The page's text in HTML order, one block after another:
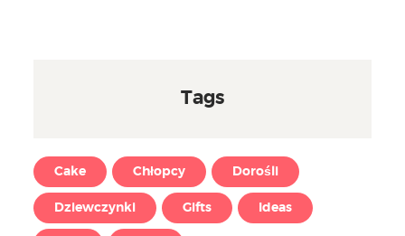
Tags
Cake Chłopcy Dorośli
Dziewczynki Gifts Ideas